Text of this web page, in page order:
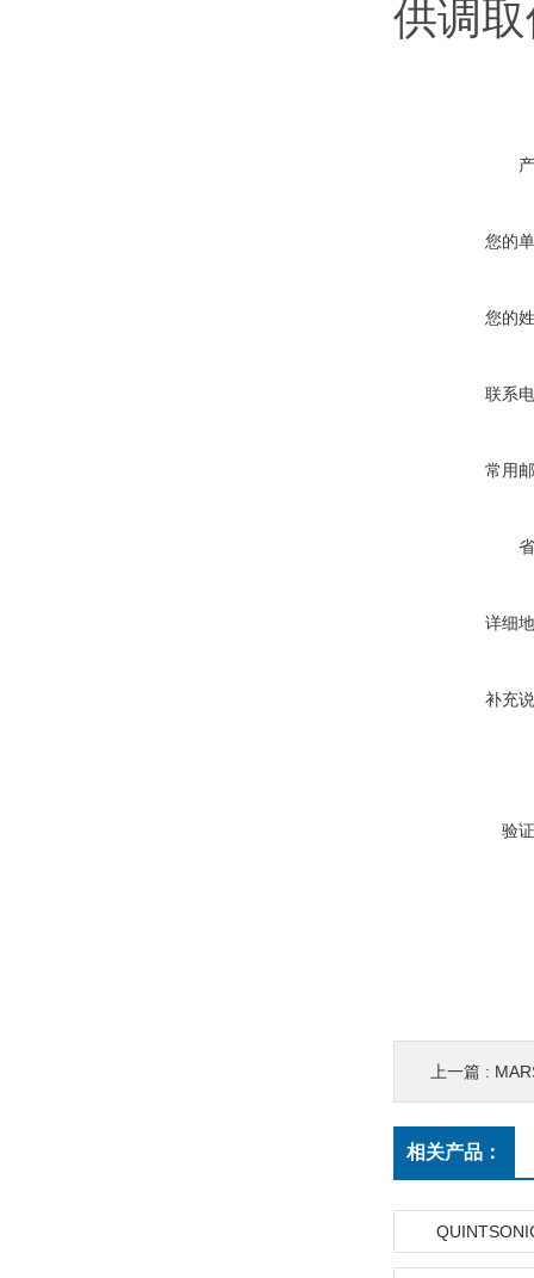
供调
您的
您的
联系
常用
详细
补充
验
上一篇 :
相关产品：